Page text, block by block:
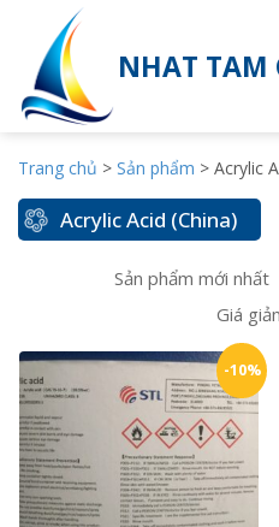
NHAT TAM
Trang chủ > Sản phẩm > Acrylic
Acrylic Acid (China)
Sản phẩm mới nhất
Giá
-10%